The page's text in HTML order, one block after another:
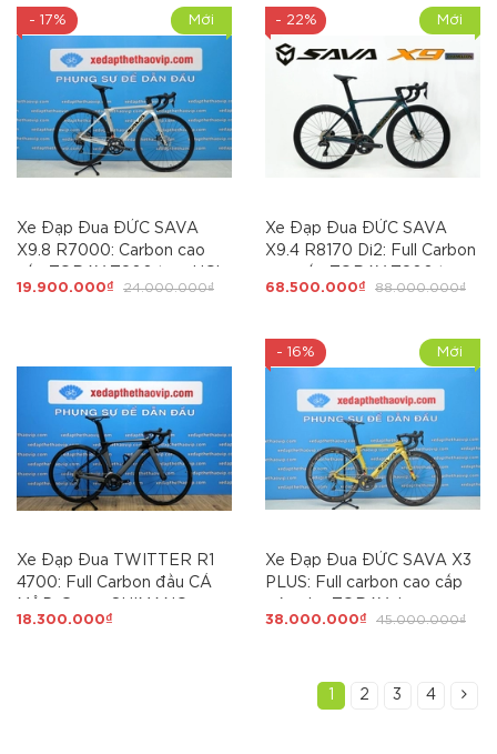
full Phanh đĩa dầu. Đã Ngon
còn RẺ
nhất 2025
- 17% Mới
Xe Đạp Đua ĐỨC SAVA
X9.8 R7000: Carbon cao
Shimano 105-R7000 22 tốc
ĐẢO THỊ TRƯỜNG
19.900.000₫ 24.000.000₫
- 22% Mới
Xe Đạp Đua ĐỨC SAVA
X9.4 R8170 Di2: Full Carbon
UCI, Group Điện SHIMANO
2x12 tốc độ, lốp Continental
Ultrasport 700x25C. Cấu
Giá quá TỐT
68.500.000₫ 88.000.000₫
Xe Đạp Đua TWITTER R1
4700: Full Carbon đầu CÁ
Tiagra 4700 2x10 tốc độ,
18.300.000₫
- 16% Mới
Xe Đạp Đua ĐỨC SAVA X3
PLUS: Full carbon cao cấp
Shimano Ultegra R8000 -
Cấp hàng đầu
38.000.000₫ 45.000.000₫
2 3 4